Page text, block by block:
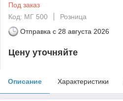
Под заказ
Код: МГ 500
Розница
Отправка с 28 августа 2026
Цену уточняйте
Описание Характеристики